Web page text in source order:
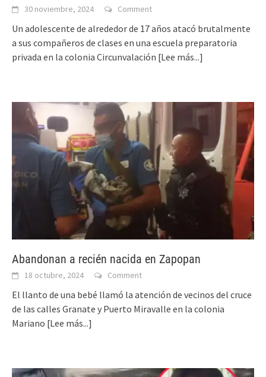
30 noviembre, 2024 Comment
Un adolescente de alrededor de 17 años atacó brutalmente
a sus compañeros de clases en una escuela preparatoria
privada en la colonia Circunvalación [Lee más...]
Abandonan a recién nacida en Zapopan
18 octubre, 2024 Comment
El llanto de una bebé llamó la atención de vecinos del cruce
de las calles Granate y Puerto Miravalle en la colonia
Mariano [Lee más...]